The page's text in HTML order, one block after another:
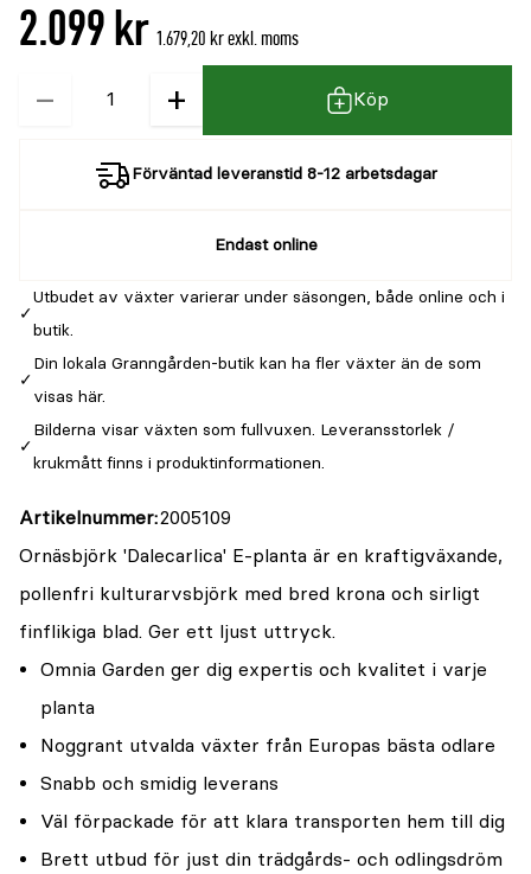
2.099 kr 1.679,20 kr exkl. moms
− + Köp
Förväntad leveranstid 8-12 arbetsdagar
Endast online
Utbudet av växter varierar under säsongen, både online och i
butik.
Din lokala Granngården-butik kan ha fler växter än de som
visas här.
Bilderna visar växten som fullvuxen. Leveransstorlek /
krukmått finns i produktinformationen.
Artikelnummer 2005109
Ornäsbjörk 'Dalecarlica' E-planta är en kraftigväxande,
pollenfri kulturarvsbjörk med bred krona och sirligt
finflikiga blad. Ger ett ljust uttryck.
Omnia Garden ger dig expertis och kvalitet i varje
planta
Noggrant utvalda växter från Europas bästa odlare
Snabb och smidig leverans
Väl förpackade för att klara transporten hem till dig
Brett utbud för just din trädgårds- och odlingsdröm